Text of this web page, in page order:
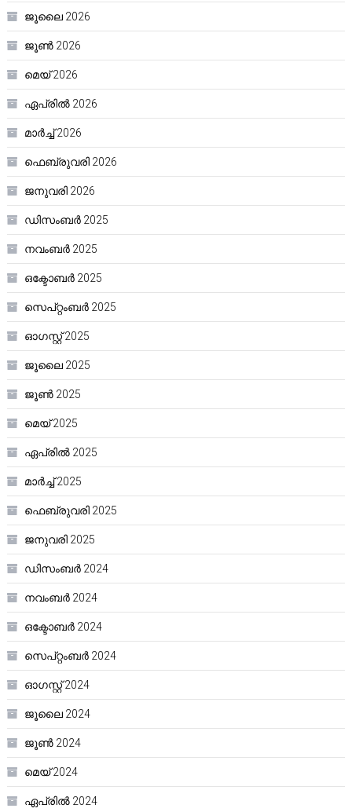
ജൂലൈ 2026
ജൂൺ 2026
മെയ്‌ 2026
ഏപ്രിൽ 2026
മാർച്ച്‌ 2026
ഫെബ്രുവരി 2026
ജനുവരി 2026
ഡിസംബർ 2025
നവംബർ 2025
ഒക്ടോബർ 2025
സെപ്റ്റംബർ 2025
ഓഗസ്റ്റ്‌ 2025
ജൂലൈ 2025
ജൂൺ 2025
മെയ്‌ 2025
ഏപ്രിൽ 2025
മാർച്ച്‌ 2025
ഫെബ്രുവരി 2025
ജനുവരി 2025
ഡിസംബർ 2024
നവംബർ 2024
ഒക്ടോബർ 2024
സെപ്റ്റംബർ 2024
ഓഗസ്റ്റ്‌ 2024
ജൂലൈ 2024
ജൂൺ 2024
മെയ്‌ 2024
ഏപ്രിൽ 2024